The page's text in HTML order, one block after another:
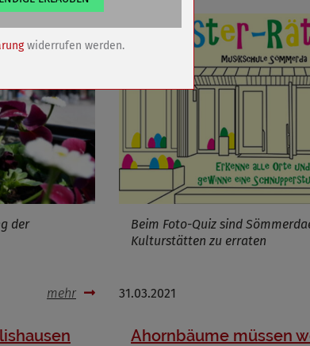
der
mehr
Beim Foto-Quiz sind
Kulturstätten zu erraten
31.03.2021
Ahornbäume müssen
der Speicherung von
gesetzt werden
widerrufen werden.